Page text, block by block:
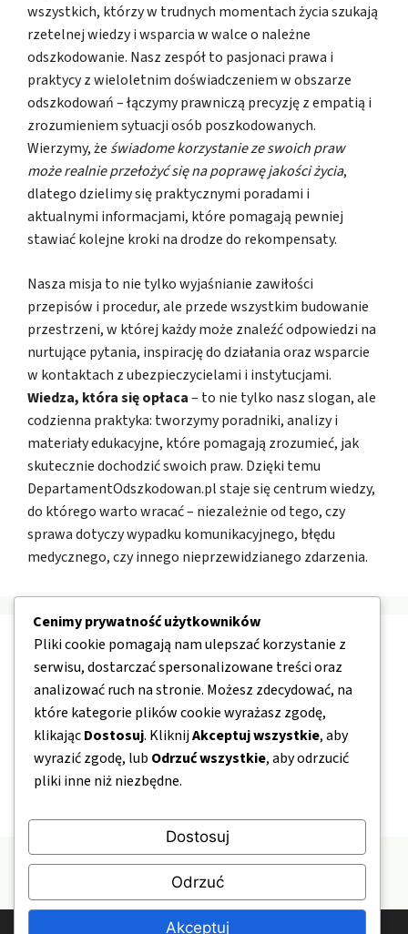
wszystkich, którzy w trudnych momentach życia szukają
rzetelnej wiedzy i wsparcia w walce o należne
odszkodowanie. Nasz zespół to pasjonaci prawa i
praktycy z wieloletnim doświadczeniem w obszarze
odszkodowań – łączymy prawniczą precyzję z empatią i
zrozumieniem sytuacji osób poszkodowanych.
Wierzymy, że świadome korzystanie ze swoich praw
może realnie przełożyć się na poprawę jakości życia,
dlatego dzielimy się praktycznymi poradami i
aktualnymi informacjami, które pomagają pewniej
stawiać kolejne kroki na drodze do rekompensaty.
Nasza misja to nie tylko wyjaśnianie zawiłości
przepisów i procedur, ale przede wszystkim budowanie
przestrzeni, w której każdy może znaleźć odpowiedzi na
nurtujące pytania, inspirację do działania oraz wsparcie
w kontaktach z ubezpieczycielami i instytucjami.
Wiedza, która się opłaca– to nie tylko nasz slogan, ale
codzienna praktyka: tworzymy poradniki, analizy i
materiały edukacyjne, które pomagają zrozumieć, jak
skutecznie dochodzić swoich praw. Dzięki temu
DepartamentOdszkodowan.pl staje się centrum wiedzy,
do którego warto wracać – niezależnie od tego, czy
sprawa dotyczy wypadku komunikacyjnego, błędu
medycznego, czy innego nieprzewidzianego zdarzenia.
Nawigacja
O nas
Kontakt
Mapa strony
Cenimy prywatność użytkowników
Pliki cookie pomagają nam ulepszać korzystanie z
serwisu, dostarczać spersonalizowane treści oraz
analizować ruch na stronie. Możesz zdecydować, na
które kategorie plików cookie wyrażasz zgodę,
klikającDostosuj. KliknijAkceptuj wszystkie, aby
wyrazić zgodę, lub Odrzuć wszystkie, aby odrzucić
pliki inne niż niezbędne.
Dostosuj
Odrzuć
Akceptuj